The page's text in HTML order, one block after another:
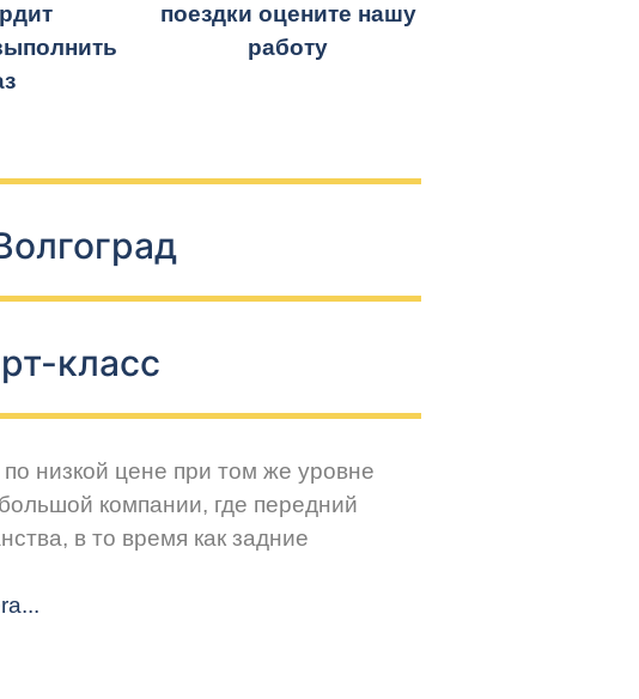
поездки оцените нашу
работу
класс
низкой цене при том же уровне
компании, где передний
в то время как задние